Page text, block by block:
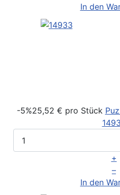
In den
-5%25,52 € pro Stück
+
–
In den